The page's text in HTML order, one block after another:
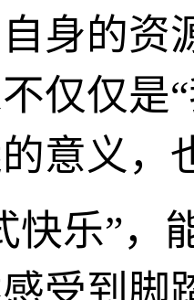
身的资
仅仅是
意义，
快乐”，